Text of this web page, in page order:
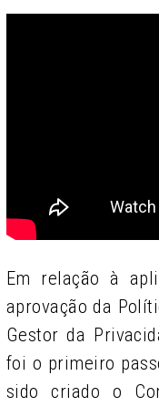
Em relação à
aprovação da
Gestor da
foi o primeiro
sido criado o